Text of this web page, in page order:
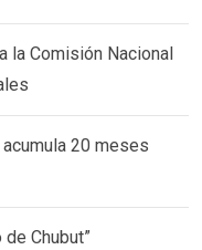
la Comisión Nacional
20 meses
Chubut”